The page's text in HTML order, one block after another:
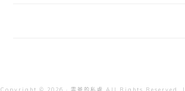
Copyright © 2026 · 雲爸的私處 All Rights Reserved. |